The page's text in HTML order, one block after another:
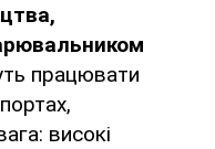
працювати
високі